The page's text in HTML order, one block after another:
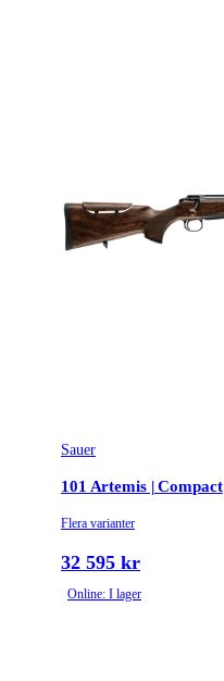
Sauer
101 Artemis | Compact
Flera varianter
32 595 kr
Online: I lager